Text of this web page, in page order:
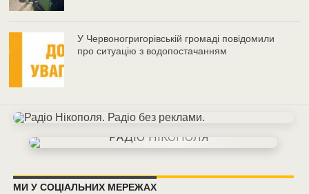
У Червоногригорівській громаді повідомили
про ситуацію з водопостачанням
МИ У СОЦІАЛЬНИХ МЕРЕЖАХ